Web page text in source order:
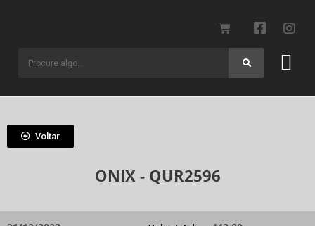
Voltar
ONIX - QUR2596